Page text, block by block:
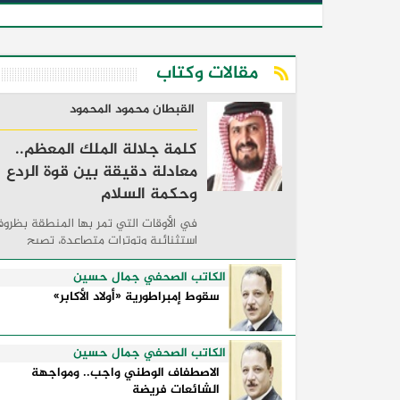
مقالات وكتاب
القبطان محمود المحمود
كلمة جلالة الملك المعظم..
معادلة دقيقة بين قوة الردع
وحكمة السلام
في الأوقات التي تمر بها المنطقة
استثنائية وتوترات متصاعدة، تصبح
الكلمات السياسية أكثر من مجرد مواقف
معلنة؛ فهي تكشف طريقة تفكير الدول،
وكيفية إدارتها للأزمات، والحدود التي
تفصل بين القوة ...
الكاتب الصحفي جمال حسين
سقوط إمبراطورية «أولاد الأكابر»
الكاتب الصحفي جمال حسين
الاصطفاف الوطني واجب.. ومواجهة
الشائعات فريضة